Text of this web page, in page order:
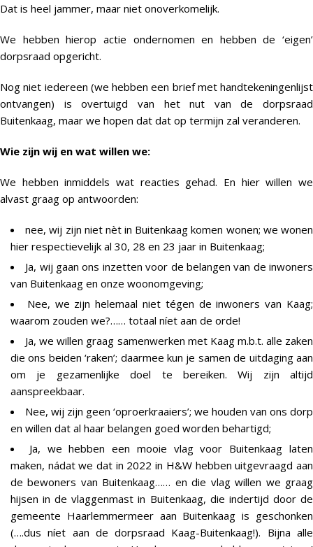
Dat is heel jammer, maar niet onoverkomelijk.
We hebben hierop actie ondernomen en hebben de ‘eigen’
dorpsraad opgericht.
Nog niet iedereen (we hebben een brief met handtekeningenlijst
ontvangen) is overtuigd van het nut van de dorpsraad
Buitenkaag, maar we hopen dat dat op termijn zal veranderen.
Wie zijn wij en wat willen we:
We hebben inmiddels wat reacties gehad. En hier willen we
alvast graag op antwoorden:
nee, wij zijn niet nèt in Buitenkaag komen wonen; we wonen
hier respectievelijk al 30, 28 en 23 jaar in Buitenkaag;
Ja, wij gaan ons inzetten voor de belangen van de inwoners
van Buitenkaag en onze woonomgeving;
Nee, we zijn helemaal niet tégen de inwoners van Kaag;
waarom zouden we?…… totaal níet aan de orde!
Ja, we willen graag samenwerken met Kaag m.b.t. alle zaken
die ons beiden ‘raken’; daarmee kun je samen de uitdaging aan
om je gezamenlijke doel te bereiken. Wij zijn altijd
aanspreekbaar.
Nee, wij zijn geen ‘oproerkraaiers’; we houden van ons dorp
en willen dat al haar belangen goed worden behartigd;
Ja, we hebben een mooie vlag voor Buitenkaag laten
maken, nádat we dat in 2022 in H&W hebben uitgevraagd aan
de bewoners van Buitenkaag…… en die vlag willen we graag
hijsen in de vlaggenmast in Buitenkaag, die indertijd door de
gemeente Haarlemmermeer aan Buitenkaag is geschonken
(….dus níet aan de dorpsraad Kaag-Buitenkaag!). Bijna alle